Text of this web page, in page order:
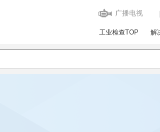
广播电视
工业检查TOP 解